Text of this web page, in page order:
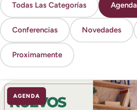
Todas Las Categorías Agenda
Conferencias Novedades
Proximamente
AGENDA